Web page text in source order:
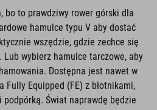
bo to prawdziwy rower górski dla
hamulce typu V aby dostać
wszędzie, gdzie zechce się
Lub wybierz hamulce tarczowe, aby
Dostępna jest nawet w
Fully Equipped (FE) z błotnikami,
podpórką. Świat naprawdę będzie